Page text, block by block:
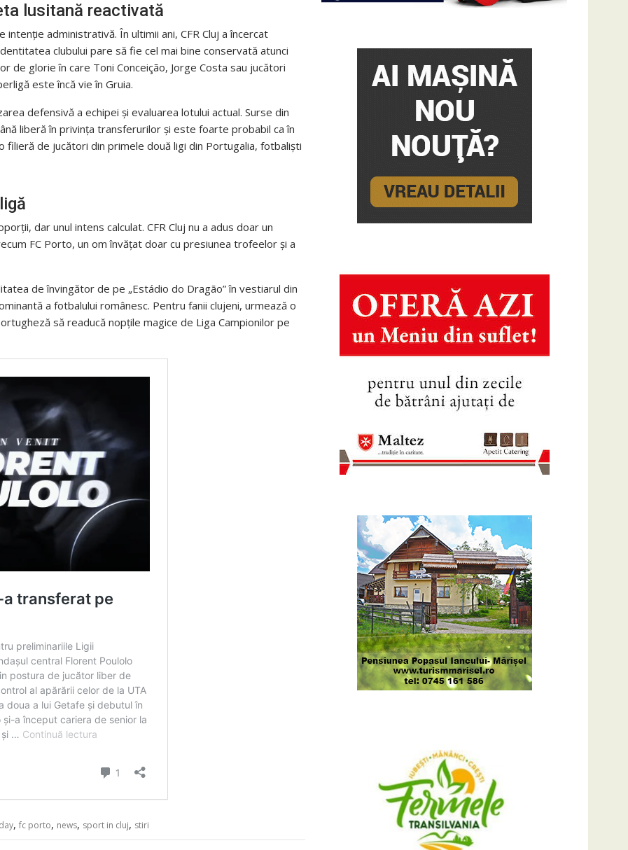
lusitană reactivată
administrativă. În ultimii ani, CFR Cluj a încercat
clubului pare să fie cel mai bine conservată atunci
de glorie în care Toni Conceição, Jorge Costa sau jucători
este încă vie în Gruia.
defensivă a echipei și evaluarea lotului actual. Surse din
liberă în privința transferurilor și este foarte probabil ca în
de jucători din primele două ligi din Portugalia, fotbaliști
dar unul intens calculat. CFR Cluj nu a adus doar un
FC Porto, un om învățat doar cu presiunea trofeelor și a
de învingător de pe „Estádio do Dragão” în vestiarul din
a fotbalului românesc. Pentru fanii clujeni, urmează o
să readucă nopțile magice de Liga Campionilor pe
, fc porto, news, sport in cluj, stiri